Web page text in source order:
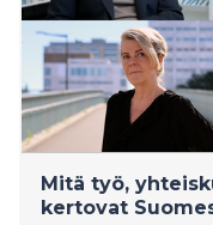
Mitä työ,
kertovat